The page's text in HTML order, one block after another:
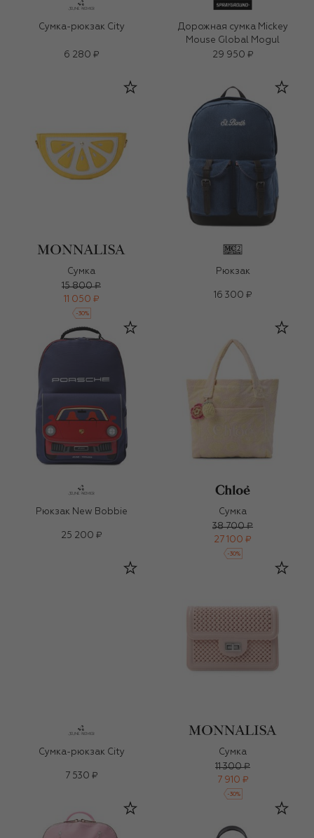
Сумка-рюкзак City
6 280 ₽
Дорожная сумка Mickey
Mouse Global Mogul
29 950 ₽
Сумка
15 800 ₽
11 050 ₽
-30%
Рюкзак
16 300 ₽
Рюкзак New Bobbie
25 200 ₽
Сумка
38 700 ₽
27 100 ₽
-30%
Сумка-рюкзак City
7 530 ₽
Сумка
11 300 ₽
7 910 ₽
-30%